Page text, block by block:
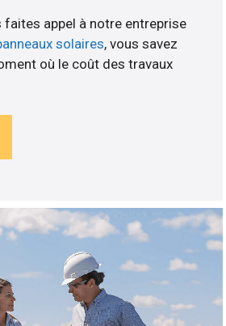
faites appel à notre entreprise
solaires, vous savez
où le coût des travaux